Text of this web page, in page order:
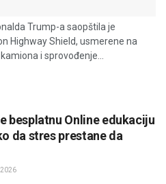
Trump-a saopštila je
Highway Shield, usmerene na
i sprovođenje...
besplatnu Online edukaciju
da stres prestane da
2026